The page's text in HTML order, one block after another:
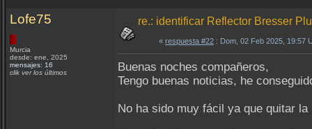
Lofe75
Murcia
desde: ene, 2025
mensajes: 16
clik ver los últimos
re.: identificar Reflector Bresser
« respuesta #22 : Dom, 02 Feb 2025, 19:57
Buenas noches compañeros,
Tengo buenas noticias, he
No ha sido muy fácil ya que quitar